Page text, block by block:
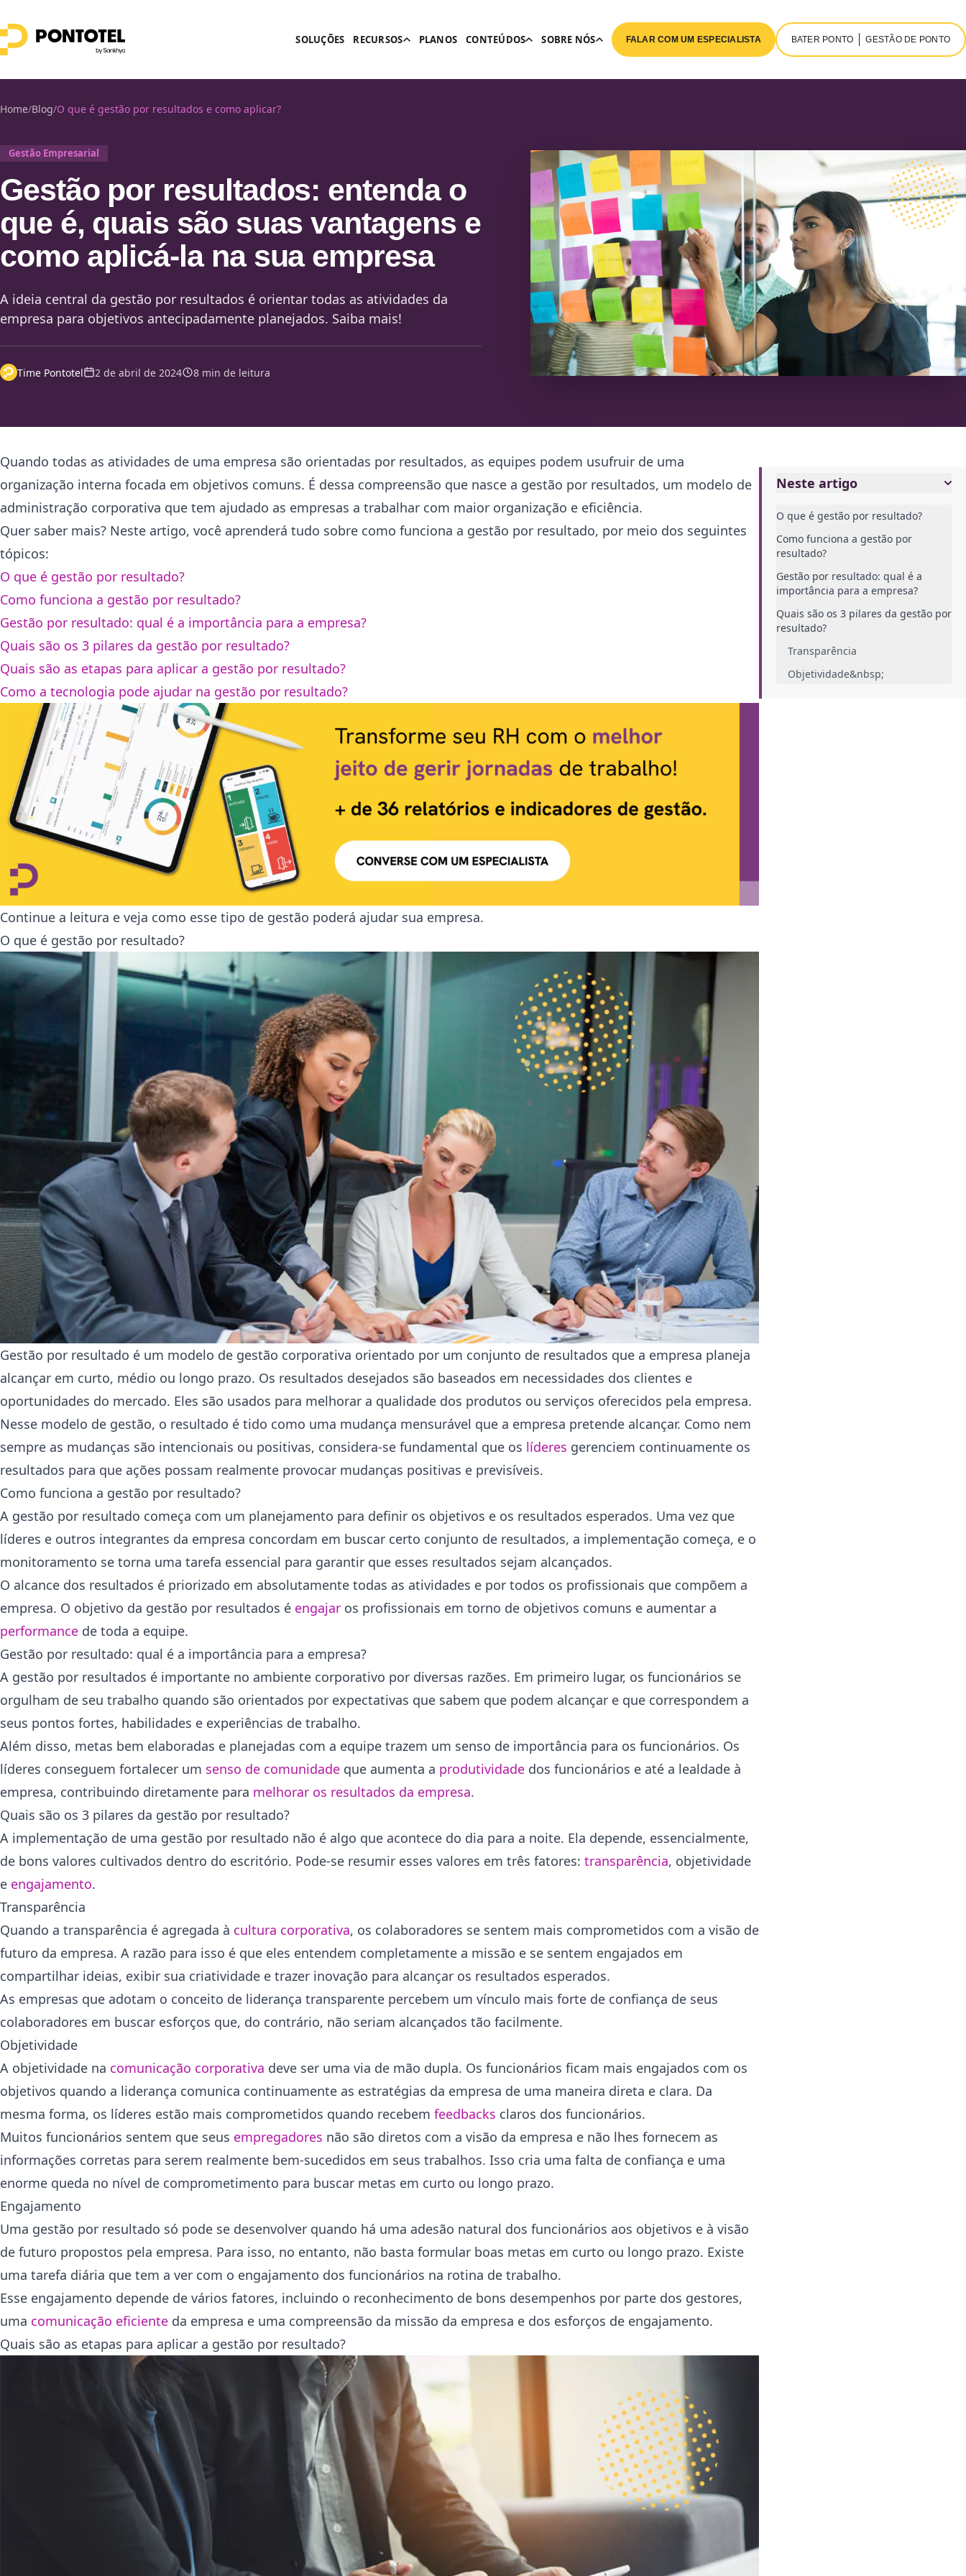
SOLUÇÕES RECURSOS PLANOS CONTEÚDOS SOBRE NÓS FALAR COM UM ESPECIALISTA BATER PONTO GESTÃO DE PONTO
Home/Blog/O que é gestão por resultados e como aplicar?
Gestão Empresarial
Gestão por resultados: entenda o
que é, quais são suas vantagens e
como aplicá-la na sua empresa
A ideia central da gestão por resultados é orientar todas as atividades da
empresa para objetivos antecipadamente planejados. Saiba mais!
Time Pontotel 2 de abril de 2024 8 min de leitura
Neste artigo
O que é gestão por resultado?
Como funciona a gestão por
resultado?
Gestão por resultado: qual é a
importância para a empresa?
Quais são os 3 pilares da gestão por
resultado?
Transparência
Objetividade&nbsp;
Quando todas as atividades de uma empresa são orientadas por resultados, as equipes podem usufruir de uma
organização interna focada em objetivos comuns. É dessa compreensão que nasce a gestão por resultados, um modelo de
administração corporativa que tem ajudado as empresas a trabalhar com maior organização e eficiência.
Quer saber mais? Neste artigo, você aprenderá tudo sobre como funciona a gestão por resultado, por meio dos seguintes
tópicos:
O que é gestão por resultado?
Como funciona a gestão por resultado?
Gestão por resultado: qual é a importância para a empresa?
Quais são os 3 pilares da gestão por resultado?
Quais são as etapas para aplicar a gestão por resultado?
Como a tecnologia pode ajudar na gestão por resultado?
Continue a leitura e veja como esse tipo de gestão poderá ajudar sua empresa.
O que é gestão por resultado?
Gestão por resultado é um modelo de gestão corporativa orientado por um conjunto de resultados que a empresa planeja
alcançar em curto, médio ou longo prazo. Os resultados desejados são baseados em necessidades dos clientes e
oportunidades do mercado. Eles são usados para melhorar a qualidade dos produtos ou serviços oferecidos pela empresa.
Nesse modelo de gestão, o resultado é tido como uma mudança mensurável que a empresa pretende alcançar. Como nem
sempre as mudanças são intencionais ou positivas, considera-se fundamental que os líderes gerenciem continuamente os
resultados para que ações possam realmente provocar mudanças positivas e previsíveis.
Como funciona a gestão por resultado?
A gestão por resultado começa com um planejamento para definir os objetivos e os resultados esperados. Uma vez que
líderes e outros integrantes da empresa concordam em buscar certo conjunto de resultados, a implementação começa, e o
monitoramento se torna uma tarefa essencial para garantir que esses resultados sejam alcançados.
O alcance dos resultados é priorizado em absolutamente todas as atividades e por todos os profissionais que compõem a
empresa. O objetivo da gestão por resultados é engajar os profissionais em torno de objetivos comuns e aumentar a
performance de toda a equipe.
Gestão por resultado: qual é a importância para a empresa?
A gestão por resultados é importante no ambiente corporativo por diversas razões. Em primeiro lugar, os funcionários se
orgulham de seu trabalho quando são orientados por expectativas que sabem que podem alcançar e que correspondem a
seus pontos fortes, habilidades e experiências de trabalho.
Além disso, metas bem elaboradas e planejadas com a equipe trazem um senso de importância para os funcionários. Os
líderes conseguem fortalecer um senso de comunidade que aumenta a produtividade dos funcionários e até a lealdade à
empresa, contribuindo diretamente para melhorar os resultados da empresa.
Quais são os 3 pilares da gestão por resultado?
A implementação de uma gestão por resultado não é algo que acontece do dia para a noite. Ela depende, essencialmente,
de bons valores cultivados dentro do escritório. Pode-se resumir esses valores em três fatores: transparência, objetividade
e engajamento.
Transparência
Quando a transparência é agregada à cultura corporativa, os colaboradores se sentem mais comprometidos com a visão de
futuro da empresa. A razão para isso é que eles entendem completamente a missão e se sentem engajados em
compartilhar ideias, exibir sua criatividade e trazer inovação para alcançar os resultados esperados.
As empresas que adotam o conceito de liderança transparente percebem um vínculo mais forte de confiança de seus
colaboradores em buscar esforços que, do contrário, não seriam alcançados tão facilmente.
Objetividade
A objetividade na comunicação corporativa deve ser uma via de mão dupla. Os funcionários ficam mais engajados com os
objetivos quando a liderança comunica continuamente as estratégias da empresa de uma maneira direta e clara. Da
mesma forma, os líderes estão mais comprometidos quando recebem feedbacks claros dos funcionários.
Muitos funcionários sentem que seus empregadores não são diretos com a visão da empresa e não lhes fornecem as
informações corretas para serem realmente bem-sucedidos em seus trabalhos. Isso cria uma falta de confiança e uma
enorme queda no nível de comprometimento para buscar metas em curto ou longo prazo.
Engajamento
Uma gestão por resultado só pode se desenvolver quando há uma adesão natural dos funcionários aos objetivos e à visão
de futuro propostos pela empresa. Para isso, no entanto, não basta formular boas metas em curto ou longo prazo. Existe
uma tarefa diária que tem a ver com o engajamento dos funcionários na rotina de trabalho.
Esse engajamento depende de vários fatores, incluindo o reconhecimento de bons desempenhos por parte dos gestores,
uma comunicação eficiente da empresa e uma compreensão da missão da empresa e dos esforços de engajamento.
Quais são as etapas para aplicar a gestão por resultado?